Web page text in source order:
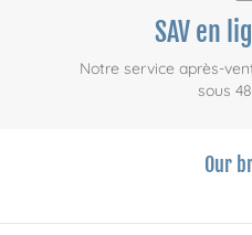
SAV en
Notre service après-
sous
Our